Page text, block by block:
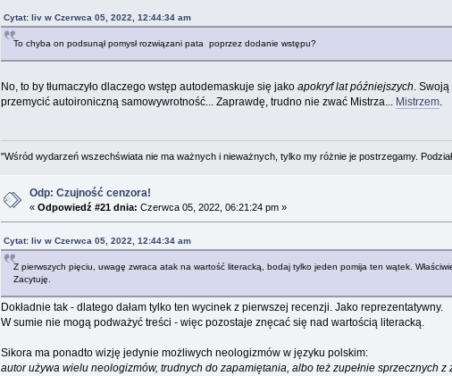
Cytat: liv w Czerwca 05, 2022, 12:44:34 am
To chyba on podsunął pomysł rozwiązani pata poprzez dodanie wstępu?
No, to by tłumaczyło dlaczego wstęp autodemaskuje się jako apokryf lat późniejszych.
przemycić autoironiczną samowywrotność... Zaprawdę, trudno nie zwać Mistrza... Mistrzem.
"Wśród wydarzeń wszechświata nie ma ważnych i nieważnych, tylko my różnie je postrzegamy.
Odp: Czujność cenzora!
« Odpowiedź #21 dnia: Czerwca 05, 2022, 06:21:24 pm »
Cytat: liv w Czerwca 05, 2022, 12:44:34 am
Z pierwszych pięciu, uwagę zwraca atak na wartość literacką, bodaj tylko jeden pomija ten wątek.
Zacytuję.
Dokładnie tak - dlatego dałam tylko ten wycinek z pierwszej recenzji. Jako reprezentatywny.
W sumie nie mogą podważyć treści - więc pozostaje znęcać się nad wartością literacką.
Sikora ma ponadto wizję jedynie możliwych neologizmów w języku polskim:
autor używa wielu neologizmów, trudnych do zapamiętania, albo też zupełnie sprzecznych z